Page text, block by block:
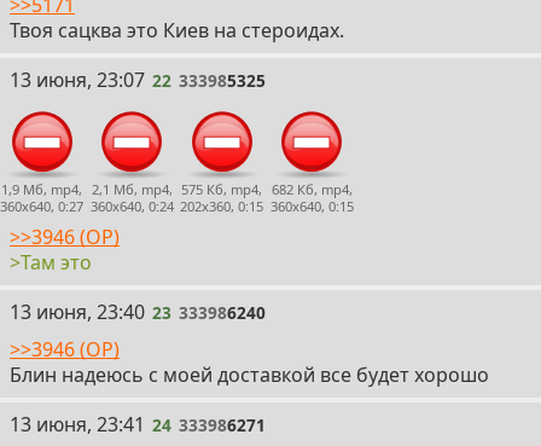
Твоя сацква это Киев на стероидах.
22
13 июня, 23:07 22 333985325
1,9 Мб, mp4,
360x640, 0:27
2,1 Мб, mp4,
360x640, 0:24
575 Кб, mp4,
202x360, 0:15
682 Кб, mp4,
360x640, 0:15
>>3946 (OP)
>Там это
23
13 июня, 23:40 23 333986240
>>3946 (OP)
Блин надеюсь с моей доставкой все будет хорошо
24
13 июня, 23:41 24 333986271